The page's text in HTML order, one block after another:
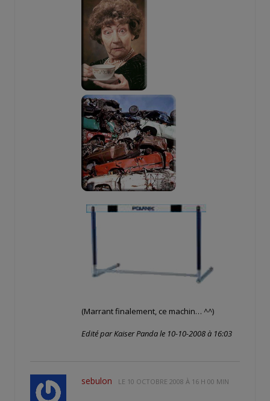
(Marrant finalement, ce machin… ^^)
Edité par Kaiser Panda le 10-10-2008 à 16:03
sebulon LE 10 OCTOBRE 2008 À 16 H 00 MIN